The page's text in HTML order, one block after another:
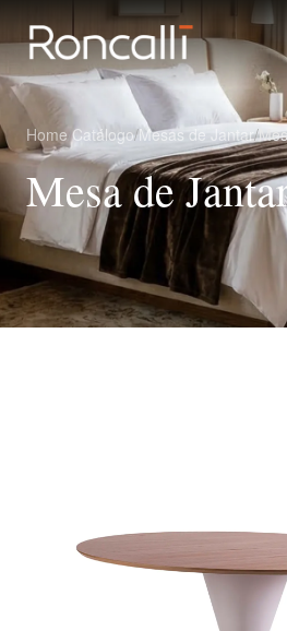
Home /Catálogo/Mesas de Jantar/
Mesa de